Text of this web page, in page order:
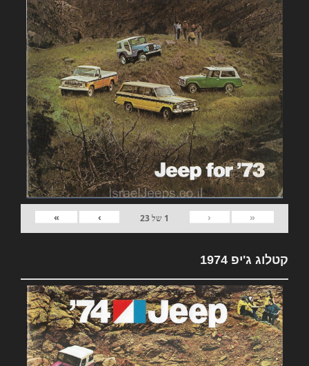
«
‹
1 של23
›
»
קטלוג ג'יפ 1974